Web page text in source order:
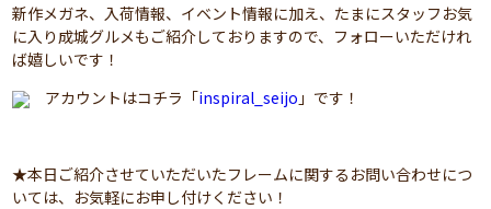
新作メガネ、入荷情報、イベント情報に加え、たまにスタッフお気
に入り成城グルメもご紹介しておりますので、フォローいただけれ
ば嬉しいです！
アカウントはコチラ「inspiral_seijo 」です！
★本日ご紹介させていただいたフレームに関するお問い合わせにつ
いては、お気軽にお申し付けください！